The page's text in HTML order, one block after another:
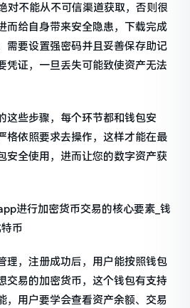
对不能从不可信渠道获取，否则很
而给自身带来安全隐患，下载完成
需要设置强密码并且妥善保存助记
凭证，一旦丢失可能致使资产无法
这些步骤，每个环节都和钱包安
格依照要求去操作，这样才能在最
安全使用，进而让您的数字资产获
理，注册成功后，用户能按照钱包
交易的加密货币，这个钱包有支持
，用户要学会查看资产余额、交易